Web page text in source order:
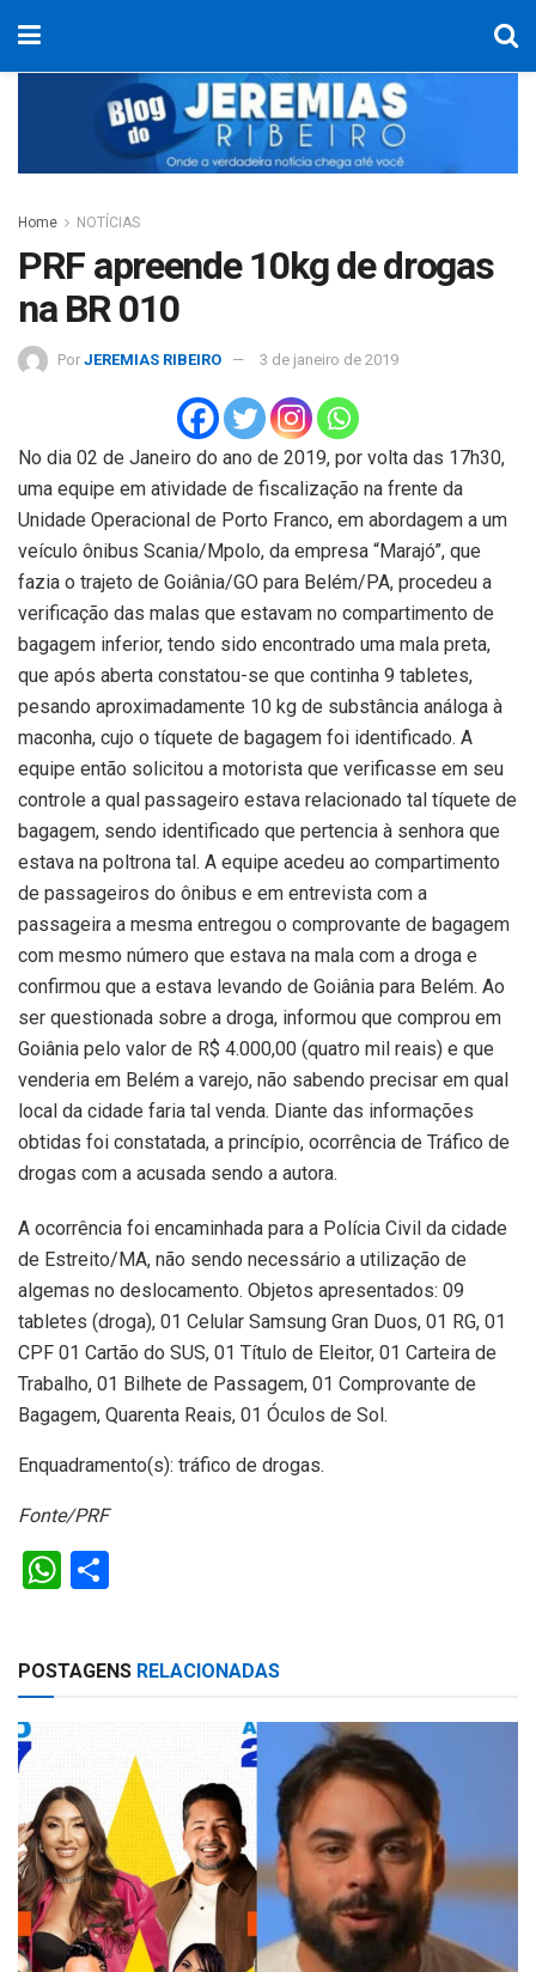
Home NOTÍCIAS
PRF apreende 10kg de drogas
na BR 010
Por JEREMIAS RIBEIRO 3 de janeiro de 2019
No dia 02 de Janeiro do ano de 2019, por volta das 17h30,
uma equipe em atividade de fiscalização na frente da
Unidade Operacional de Porto Franco, em abordagem a um
veículo ônibus Scania/Mpolo, da empresa “Marajó”, que
fazia o trajeto de Goiânia/GO para Belém/PA, procedeu a
verificação das malas que estavam no compartimento de
bagagem inferior, tendo sido encontrado uma mala preta,
que após aberta constatou-se que continha 9 tabletes,
pesando aproximadamente 10 kg de substância análoga à
maconha, cujo o tíquete de bagagem foi identificado. A
equipe então solicitou a motorista que verificasse em seu
controle a qual passageiro estava relacionado tal tíquete de
bagagem, sendo identificado que pertencia à senhora que
estava na poltrona tal. A equipe acedeu ao compartimento
de passageiros do ônibus e em entrevista com a
passageira a mesma entregou o comprovante de bagagem
com mesmo número que estava na mala com a droga e
confirmou que a estava levando de Goiânia para Belém. Ao
ser questionada sobre a droga, informou que comprou em
Goiânia pelo valor de R$ 4.000,00 (quatro mil reais) e que
venderia em Belém a varejo, não sabendo precisar em qual
local da cidade faria tal venda. Diante das informações
obtidas foi constatada, a princípio, ocorrência de Tráfico de
drogas com a acusada sendo a autora.
A ocorrência foi encaminhada para a Polícia Civil da cidade
de Estreito/MA, não sendo necessário a utilização de
algemas no deslocamento. Objetos apresentados: 09
tabletes (droga), 01 Celular Samsung Gran Duos, 01 RG, 01
CPF 01 Cartão do SUS, 01 Título de Eleitor, 01 Carteira de
Trabalho, 01 Bilhete de Passagem, 01 Comprovante de
Bagagem, Quarenta Reais, 01 Óculos de Sol.
Enquadramento(s): tráfico de drogas.
Fonte/PRF
W
s
p
e
POSTAGENS RELACIONADAS